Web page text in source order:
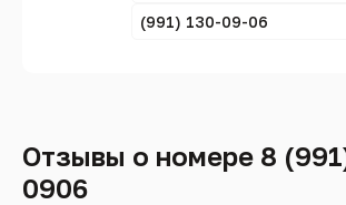
(991) 130-09-06
Отзывы о номере 8
0906